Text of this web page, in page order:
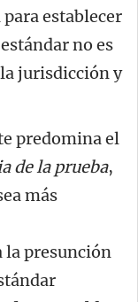
establecer
no es
jurisdicción y
predomina el
de la prueba,
más
la presunción